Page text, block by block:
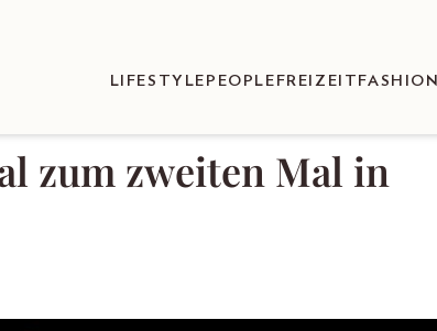
LIFESTYLE PEOPLE FREIZEIT FASHION
zum zweiten Mal in